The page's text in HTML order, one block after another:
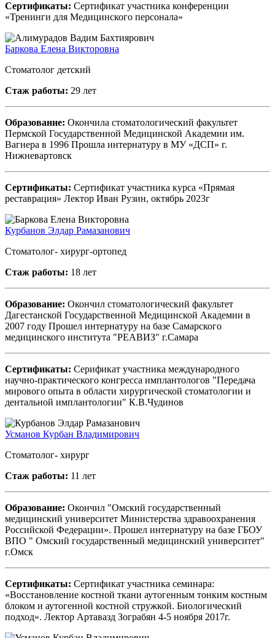
Сертификаты: Сертификат участника конференции
«Тренинги для Медицинского персонала»
Баркова Елена Викторовна
Стоматолог детский
Стаж работы: 29 лет
Образование: Окончила стоматологический факультет
Пермской Государственной Медицинской Академии им.
Вагнера в 1996 Прошла интернатуру в МУ «ДСП» г.
Нижневартовск
Сертификаты: Сертификат участника курса «Прямая
реставрация» Лектор Иван Рузин, октябрь 2023г
Курбанов Элдар Рамазанович
Стоматолог- хирург-ортопед
Стаж работы: 18 лет
Образование: Окончил стоматологический факультет
Дагестанской Государственной Медицинской Академии в
2007 году Прошел интернатуру на базе Самарского
медицинского института "РЕАВИЗ" г.Самара
Сертификаты: Серификат участника международного
научно-практического конгресса имплантологов "Передача
мирового опыта в области хирургической стоматологии и
дентальной имплантологии" К.В.Чудинов
Усманов Курбан Владимирович
Стоматолог- хирург
Стаж работы: 11 лет
Образование: Окончил "Омский государственный
медицинский университет Министерства здравоохранения
Российской Федерации». Прошел интернатуру на базе ГБОУ
ВПО " Омский государственный медицинский университет"
г.Омск
Сертификаты: Сертификат участника семинара:
«Восстановление костной ткани аутогенным тонким костным
блоком и аутогенной костной стружкой. Биологический
подход». Лектор Артавазд Зограбян 4-5 ноября 2017г.